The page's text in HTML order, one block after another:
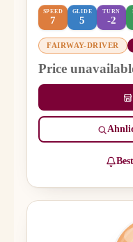
SPEED
7
GLIDE
5
TURN
-2
FAIRWAY-DRIVER
Price